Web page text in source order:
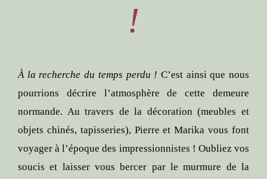
!
À la recherche du temps perdu ! C’est ainsi que nous
pourrions décrire l’atmosphère de cette demeure
normande. Au travers de la décoration (meubles et
objets chinés, tapisseries), Pierre et Marika vous font
voyager à l’époque des impressionnistes ! Oubliez vos
soucis et laisser vous bercer par le murmure de la